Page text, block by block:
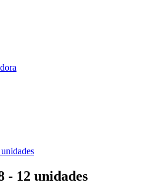
- 12 unidades